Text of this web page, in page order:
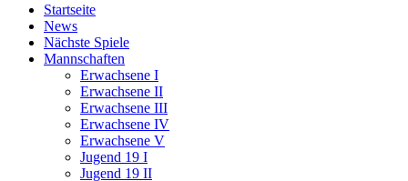
Startseite
News
Nächste Spiele
Mannschaften
Erwachsene I
Erwachsene II
Erwachsene III
Erwachsene IV
Erwachsene V
Jugend 19 I
Jugend 19 II